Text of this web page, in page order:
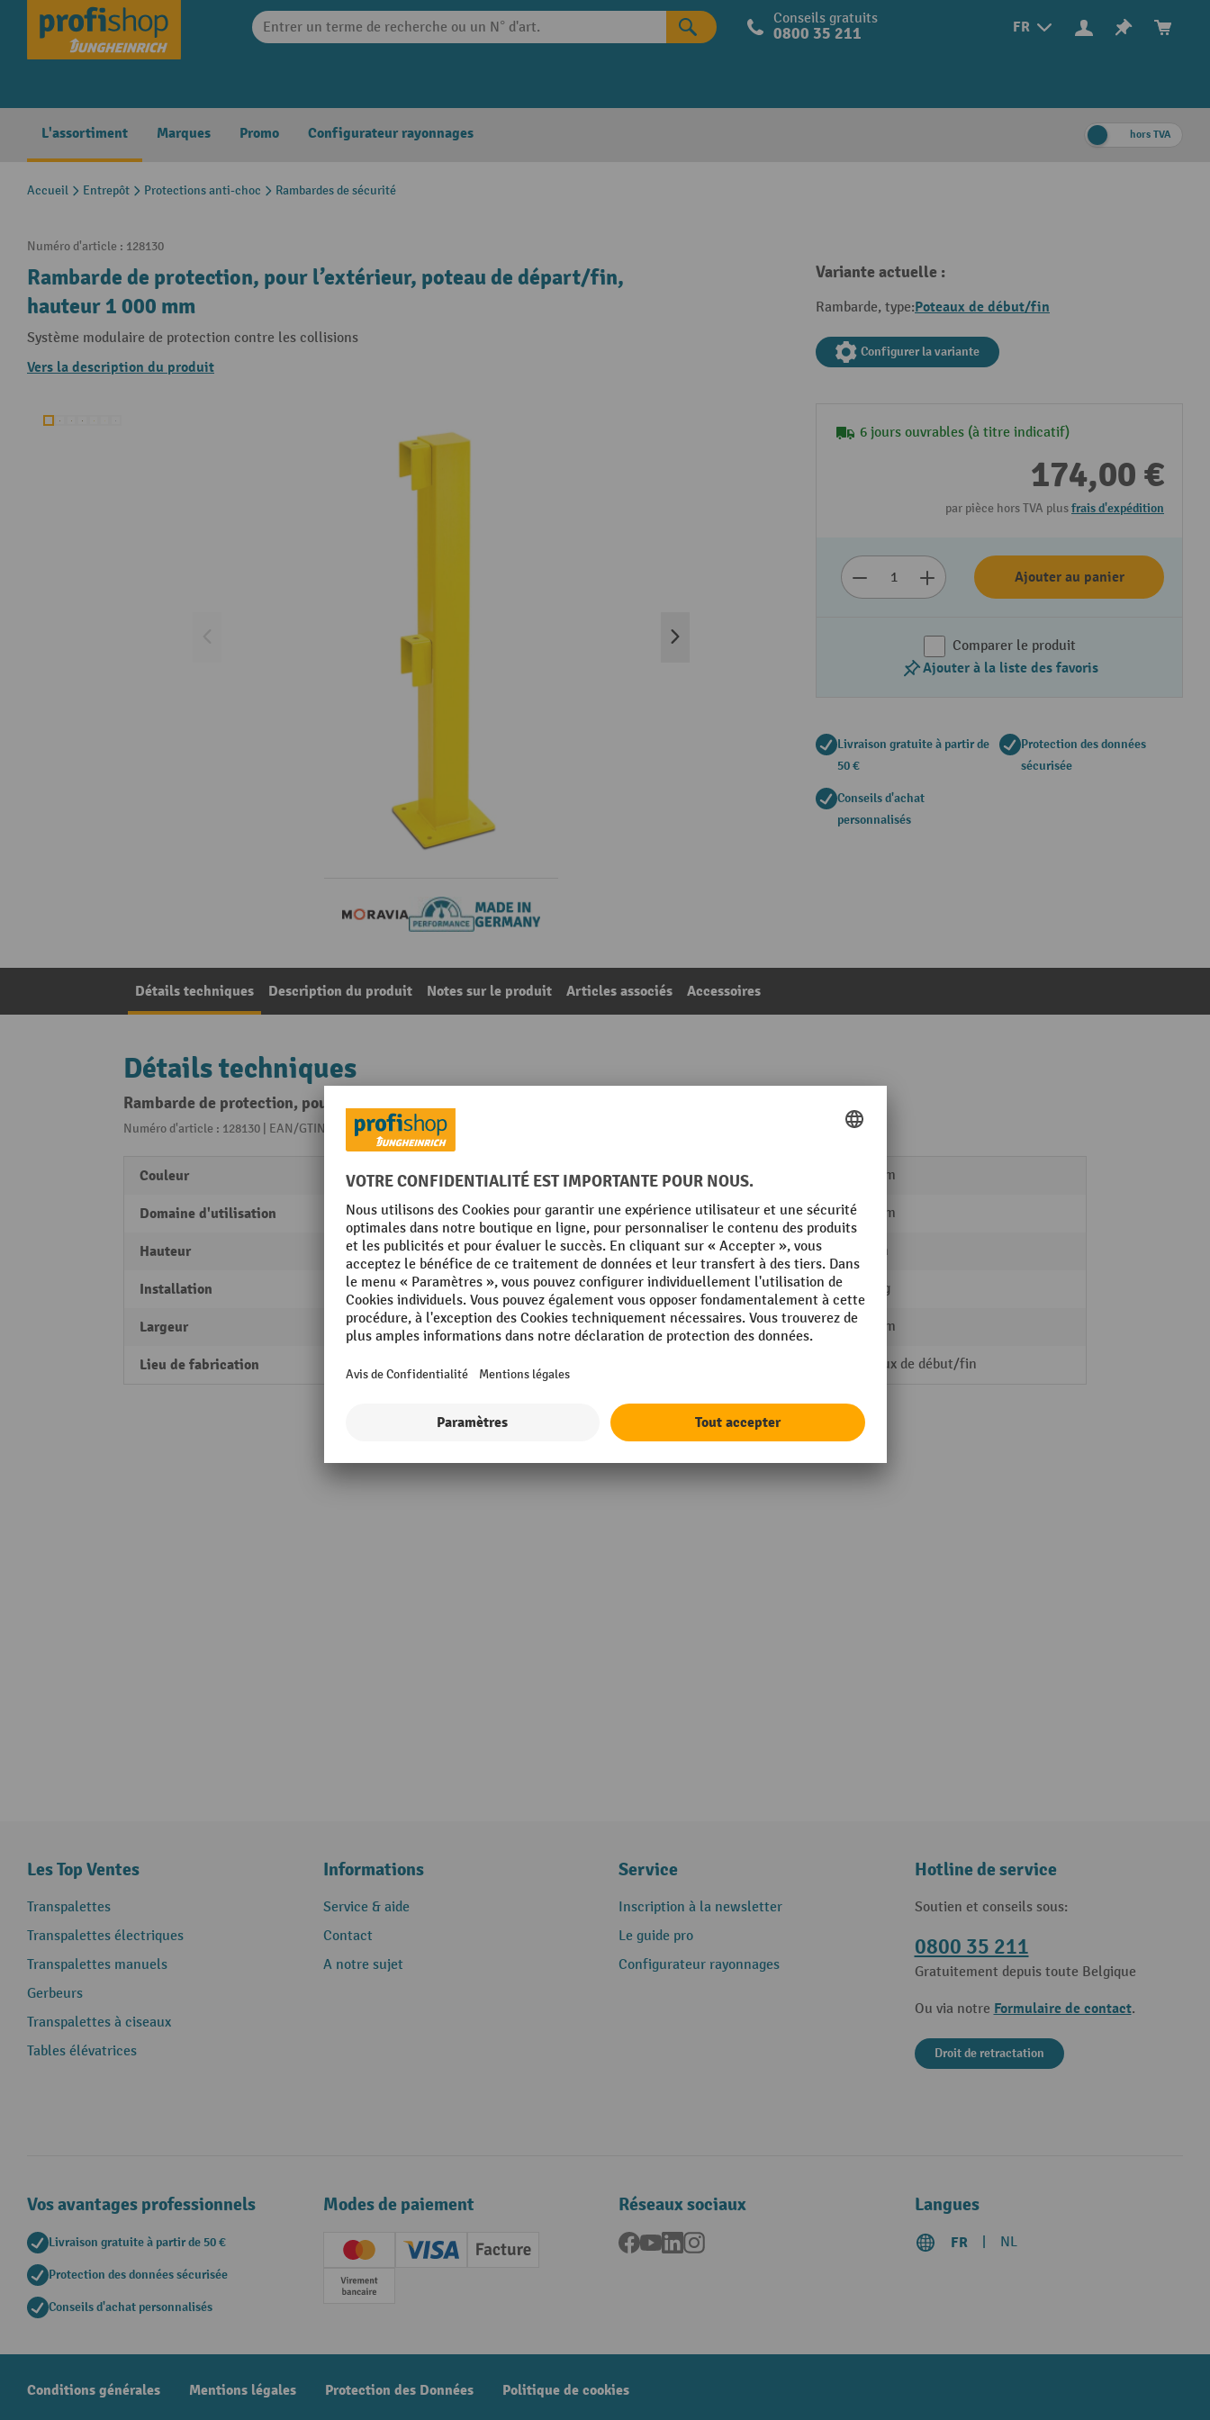
Skip to main navigation FR
Conseils gratuits
0800 35 211
L'assortiment Marques Promo Configurateur rayonnages hors TVA
Accueil Entrepôt Protections anti-choc Rambardes de sécurité
Numéro d'article : 128130
Rambarde de protection, pour l’extérieur, poteau de départ/fin,
hauteur 1 000 mm
Système modulaire de protection contre les collisions
Vers la description du produit
Variante actuelle :
Rambarde, type:Poteaux de début/fin
Configurer la variante
6 jours ouvrables (à titre indicatif)
174,00 €
par pièce hors TVA plusfrais d'expédition
Ajouter au panier
Comparer le produit
Ajouter à la liste des favoris
Livraison gratuite à partir de
50 €
Protection des données
sécurisée
Conseils d'achat
personnalisés
Détails techniques Description du produit Notes sur le produit Articles associés Accessoires
Détails techniques
Rambarde de protection, pour l’extérieur, poteau de départ/fin, hauteur 1 000 mm
Numéro d'article : 128130 | EAN/GTIN: 4055381242873De la catégorie :
Couleur jaune
Domaine d'utilisation Extérieur
Hauteur 1000 mm
Installation À cheviller
Largeur 100 mm
Lieu de fabrication Made in Germany
Plaque de plancher, largeur 200 mm
Plaque de plancher, profondeur 200 mm
Plaque de plancher, épaisseur 10 mm
Poids propre 16,5 kg
Profondeur 100 mm
Poteaux de début/fin
Afficher tous les détails techniques
Les Top Ventes
Transpalettes
Transpalettes électriques
Transpalettes manuels
Gerbeurs
Transpalettes à ciseaux
Tables élévatrices
Informations
Service & aide
Contact
A notre sujet
Service
Inscription à la newsletter
Le guide pro
Configurateur rayonnages
Hotline de service
Soutien et conseils sous:
0800 35 211
Gratuitement depuis toute Belgique
Ou via notre Formulaire de contact.
Droit de retractation
Vos avantages professionnels
Livraison gratuite à partir de 50 €
Protection des données sécurisée
Conseils d'achat personnalisés
Modes de paiement
Creditcard (Master)Creditcard (Visa)
Facture
Paiement anticipé
Réseaux sociaux
Facebook
YouTubeLinkedInInstagram
Langues
FR NL
Conditions générales Mentions légales Protection des Données Politique de cookies